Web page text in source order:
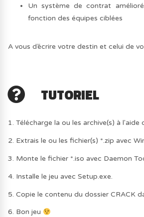
Un système de contrat
fonction des équipes ciblées
A vous d’écrire votre destin et celui de
TUTORIEL
1. Télécharge la ou les archive(s) à l'aide
2. Extrais le ou les fichier(s) *.zip avec
3. Monte le fichier *.iso avec Daemon
4. Installe le jeu avec Setup.exe.
5. Copie le contenu du dossier CRACK
6. Bon jeu